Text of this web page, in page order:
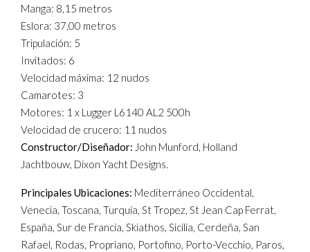
Manga: 8,15 metros
Eslora: 37,00 metros
Tripulación: 5
Invitados: 6
Velocidad máxima: 12 nudos
Camarotes: 3
Motores: 1 x Lugger L6140 AL2 500h
Velocidad de crucero: 11 nudos
Constructor/Diseñador: John Munford, Holland
Jachtbouw, Dixon Yacht Designs.
Principales Ubicaciones: Mediterráneo Occidental,
Venecia, Toscana, Turquía, St Tropez, St Jean Cap Ferrat,
España, Sur de Francia, Skiathos, Sicilia, Cerdeña, San
Rafael, Rodas, Propriano, Portofino, Porto-Vecchio, Paros,